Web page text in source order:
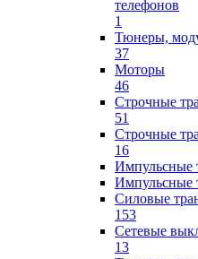
телефонов
1
Тюнеры,
37
Моторы
46
Строчные
51
Строчные
16
Импульсные
Импульсные
Силовые
153
Сетевые
13